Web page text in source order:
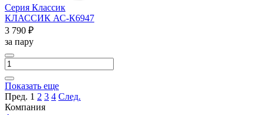
Серия Классик
КЛАССИК АС-К6947
3 790 ₽
за пару
Показать еще
Пред. 1 2 3 4 След.
Компания